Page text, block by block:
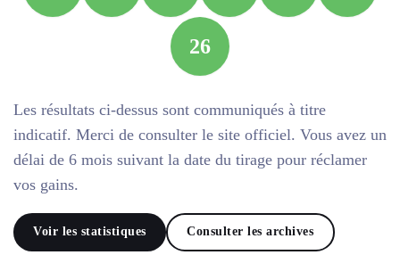
26
Les résultats ci-dessus sont communiqués à titre
indicatif. Merci de consulter le site officiel. Vous avez un
délai de 6 mois suivant la date du tirage pour réclamer
vos gains.
Voir les statistiques Consulter les archives